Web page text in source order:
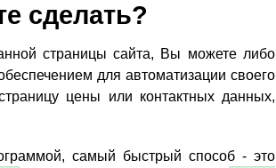
сделать?
страницы сайта, Вы можете либо
для автоматизации своего
цены или контактных данных,
самый быстрый способ - это